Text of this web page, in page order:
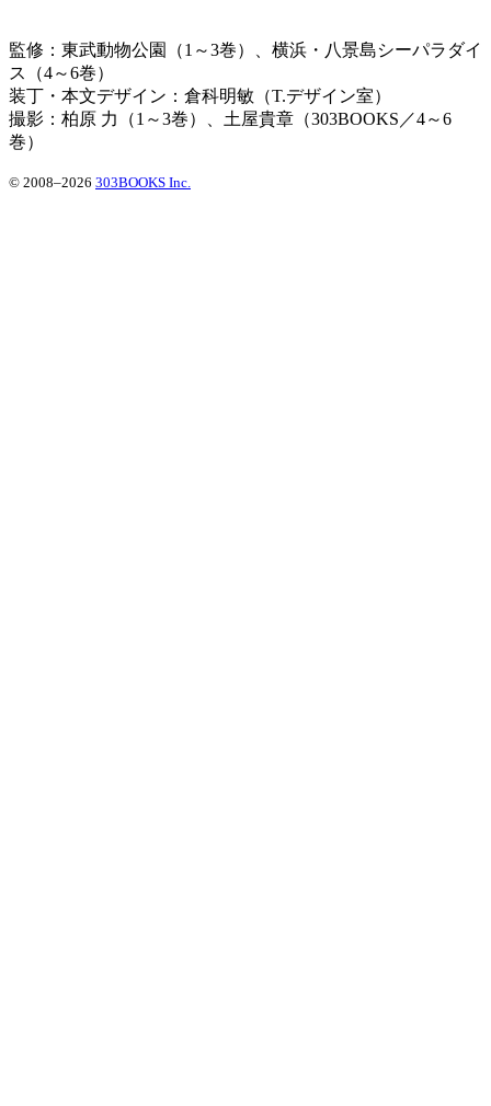
監修：東武動物公園（1～3巻）、横浜・八景島シーパラダイ
ス（4～6巻）
装丁・本文デザイン：倉科明敏（T.デザイン室）
撮影：柏原 力（1～3巻）、土屋貴章（303BOOKS／4～6
巻）
© 2008–2026 303BOOKS Inc.